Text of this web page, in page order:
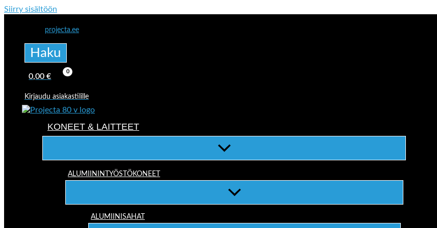
Siirry sisältöön
projecta.ee
Haku
0,00€
Kirjaudu asiakastilille
KONEET & LAITTEET
ALUMIININTYÖSTÖKONEET
ALUMIINISAHAT